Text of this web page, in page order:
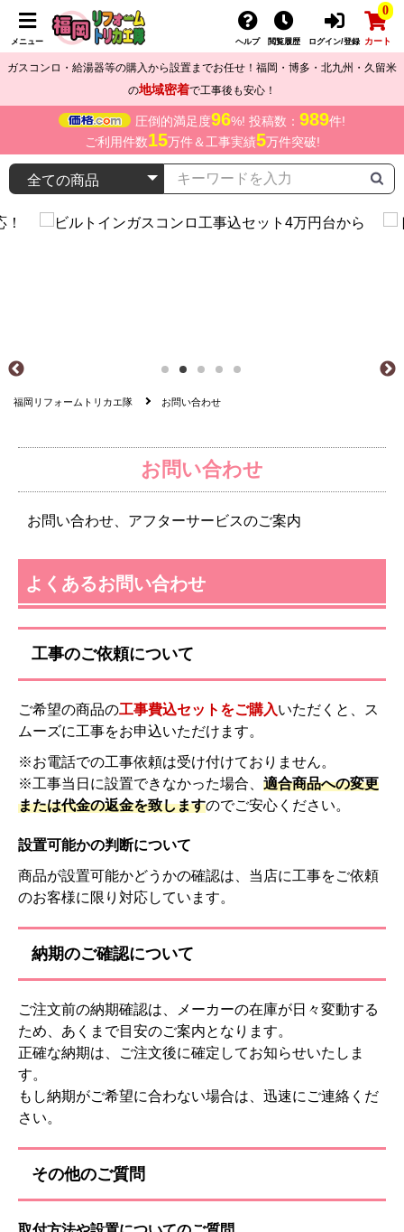
メニュー ヘルプ 閲覧履歴 ログイン/登録
0
カート
ガスコンロ・給湯器等の購入から設置までお任せ！福岡・博多・北九州・久留米
の地域密着で工事後も安心！
圧倒的満足度96%! 投稿数： 989件!
ご利用件数15万件＆工事実績5万件突破!
福岡リフォームトリカエ隊 お問い合わせ
お問い合わせ
お問い合わせ、アフターサービスのご案内
よくあるお問い合わせ
工事のご依頼について
ご希望の商品の工事費込セットをご購入いただくと、ス
ムーズに工事をお申込いただけます。
※お電話での工事依頼は受け付けておりません。
※工事当日に設置できなかった場合、 適合商品への変更
または代金の返金を致しますのでご安心ください。
設置可能かの判断について
商品が設置可能かどうかの確認は、当店に工事をご依頼
のお客様に限り対応しています。
納期のご確認について
ご注文前の納期確認は、メーカーの在庫が日々変動する
ため、あくまで目安のご案内となります。
正確な納期は、ご注文後に確定してお知らせいたしま
す。
もし納期がご希望に合わない場合は、迅速にご連絡くだ
さい。
その他のご質問